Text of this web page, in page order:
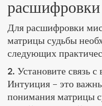
Для расшифровки
матрицы судьбы
следующих
2. Установите связь
Интуиция – это
понимания матрицы